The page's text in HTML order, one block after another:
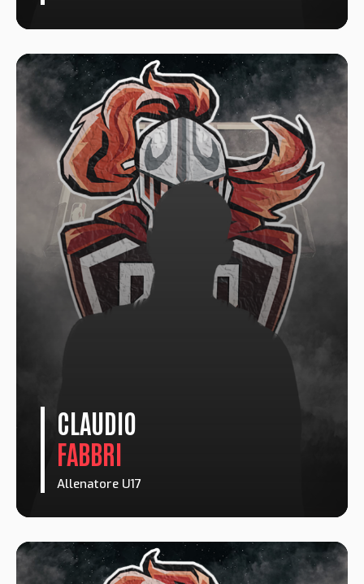
CLAUDIO
FABBRI
Allenatore U17